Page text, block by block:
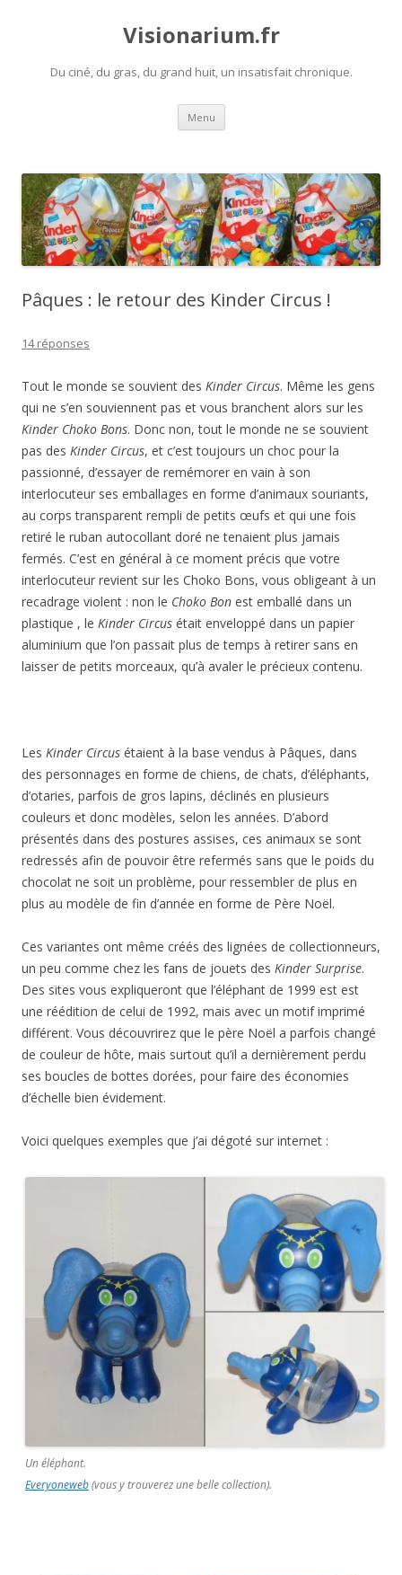
Visionarium.fr
Du ciné, du gras, du grand huit, un insatisfait chronique.
Menu Aller
contenu
Pâques : le retour des Kinder Circus !
14 réponses
Tout le monde se souvient des Kinder Circus. Même les gens
qui ne s’en souviennent pas et vous branchent alors sur les
Kinder Choko Bons. Donc non, tout le monde ne se souvient
pas des Kinder Circus, et c’est toujours un choc pour la
passionné, d’essayer de remémorer en vain à son
interlocuteur ses emballages en forme d’animaux souriants,
au corps transparent rempli de petits œufs et qui une fois
retiré le ruban autocollant doré ne tenaient plus jamais
fermés. C’est en général à ce moment précis que votre
interlocuteur revient sur les Choko Bons, vous obligeant à un
recadrage violent : non le Choko Bon est emballé dans un
plastique , le Kinder Circus était enveloppé dans un papier
aluminium que l’on passait plus de temps à retirer sans en
laisser de petits morceaux, qu’à avaler le précieux contenu.
Les Kinder Circus étaient à la base vendus à Pâques, dans
des personnages en forme de chiens, de chats, d’éléphants,
d’otaries, parfois de gros lapins, déclinés en plusieurs
couleurs et donc modèles, selon les années. D’abord
présentés dans des postures assises, ces animaux se sont
redressés afin de pouvoir être refermés sans que le poids du
chocolat ne soit un problème, pour ressembler de plus en
plus au modèle de fin d’année en forme de Père Noël.
Ces variantes ont même créés des lignées de collectionneurs,
un peu comme chez les fans de jouets des Kinder Surprise.
Des sites vous expliqueront que l’éléphant de 1999 est est
une réédition de celui de 1992, mais avec un motif imprimé
différent. Vous découvrirez que le père Noël a parfois changé
de couleur de hôte, mais surtout qu’il a dernièrement perdu
ses boucles de bottes dorées, pour faire des économies
d’échelle bien évidement.
Voici quelques exemples que j’ai dégoté sur internet :
Un éléphant.
Everyoneweb(vous y trouverez une belle collection).